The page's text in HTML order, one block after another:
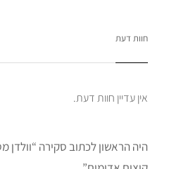
חוות דעת
אין עדיין חוות דעת.
היה הראשון לכתוב סקירה